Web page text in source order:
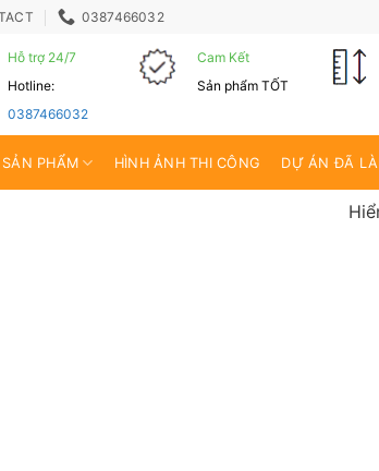
0387466032
Hỗ trợ 24/7
Hotline:
0387466032
Cam Kết
Sản phẩm TỐT
SẢN PHẨM HÌNH ẢNH THI CÔNG DỰ ÁN ĐÃ